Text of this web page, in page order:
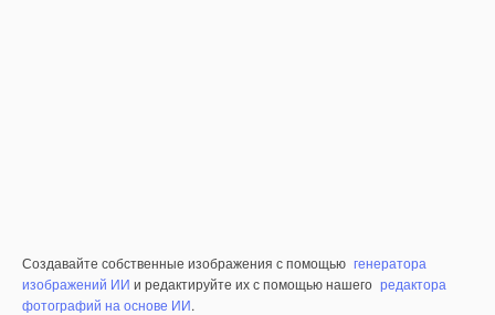
Создавайте собственные изображения с помощью генератора
изображений ИИ и редактируйте их с помощью нашего редактора
фотографий на основе ИИ.